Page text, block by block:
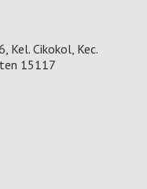
Kel. Cikokol, Kec.
15117